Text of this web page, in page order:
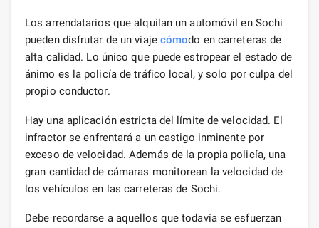
Los arrendatarios que alquilan un automóvil en Sochi
pueden disfrutar de un viaje cómodo en carreteras de
alta calidad. Lo único que puede estropear el estado de
ánimo es la policía de tráfico local, y solo por culpa del
propio conductor.
Hay una aplicación estricta del límite de velocidad. El
infractor se enfrentará a un castigo inminente por
exceso de velocidad. Además de la propia policía, una
gran cantidad de cámaras monitorean la velocidad de
los vehículos en las carreteras de Sochi.
Debe recordarse a aquellos que todavía se esfuerzan